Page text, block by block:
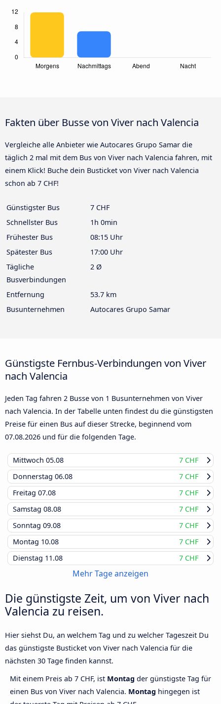
Fakten über Busse von Viver nach Valencia
Vergleiche alle Anbieter wie Autocares Grupo Samar die
täglich 2 mal mit dem Bus von Viver nach Valencia fahren, mit
einem Klick! Buche dein Busticket von Viver nach Valencia
schon ab 7 CHF!
Günstigster Bus
7 CHF
Schnellster Bus
1h 0min
Frühester Bus
08:15 Uhr
Spätester Bus
17:00 Uhr
Tägliche
Busverbindungen
2 Ø
Entfernung
53.7 km
Busunternehmen
Autocares Grupo Samar
Günstigste Fernbus-Verbindungen von Viver
nach Valencia
Jeden Tag fahren 2 Busse von 1 Busunternehmen von Viver
nach Valencia. In der Tabelle unten findest du die günstigsten
Preise für einen Bus auf dieser Strecke, beginnend vom
07.08.2026 und für die folgenden Tage.
Mittwoch 05.08
7 CHF
Donnerstag 06.08
7 CHF
Freitag 07.08
7 CHF
Samstag 08.08
7 CHF
Sonntag 09.08
7 CHF
Montag 10.08
7 CHF
Dienstag 11.08 7 CHF
Mehr Tage anzeigen
Die günstigste Zeit, um von Viver nach
Valencia zu reisen.
Hier siehst Du, an welchem Tag und zu welcher Tageszeit Du
das günstigste Busticket von Viver nach Valencia für die
nächsten 30 Tage finden kannst.
Mit einem Preis ab 7 CHF, ist Montag der günstigste Tag für
einen Bus von Viver nach Valencia. Montag hingegen ist